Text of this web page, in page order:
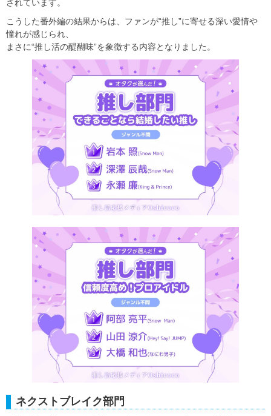
されています。
こうした番外編の結果からは、ファンが“推し”に寄せる深い愛情や
憧れが感じられ、
まさに“推し活の醍醐味”を象徴する内容となりました。
ネクストブレイク部門